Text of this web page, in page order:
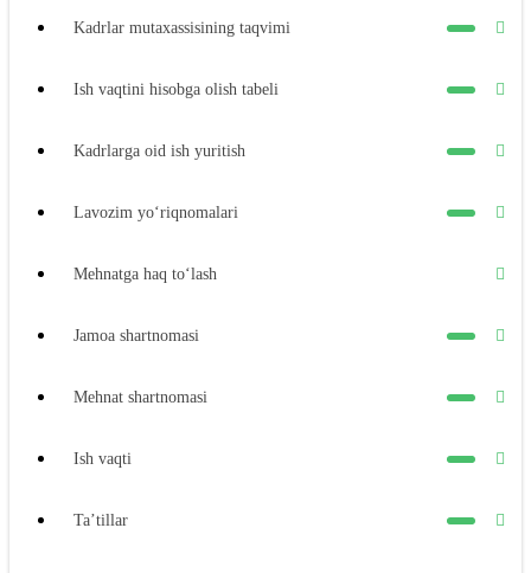
Kadrlar mutaхassisining taqvimi
Ish vaqtini hisobga olish tabeli
Kadrlarga oid ish yuritish
Lavozim yoʻriqnomalari
Mehnatga haq toʻlash
Jamoa shartnomasi
Mehnat shartnomasi
Ish vaqti
Ta’tillar